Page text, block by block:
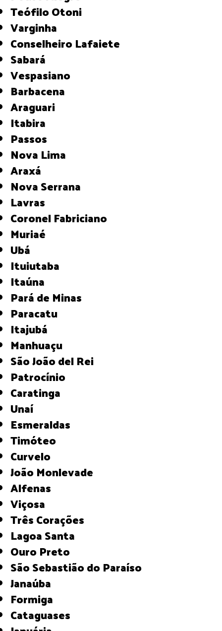
Teófilo Otoni
Varginha
Conselheiro Lafaiete
Sabará
Vespasiano
Barbacena
Araguari
Itabira
Passos
Nova Lima
Araxá
Nova Serrana
Lavras
Coronel Fabriciano
Muriaé
Ubá
Ituiutaba
Itaúna
Pará de Minas
Paracatu
Itajubá
Manhuaçu
São João del Rei
Patrocínio
Caratinga
Unaí
Esmeraldas
Timóteo
Curvelo
João Monlevade
Alfenas
Viçosa
Três Corações
Lagoa Santa
Ouro Preto
São Sebastião do Paraíso
Janaúba
Formiga
Cataguases